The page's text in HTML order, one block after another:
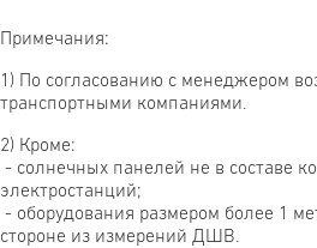
Примечания:
1) По согласованию с менеджером
транспортными компаниями.
2) Кроме:
- солнечных панелей не в составе
электростанций;
- оборудования размером более 1
стороне из измерений ДШВ.